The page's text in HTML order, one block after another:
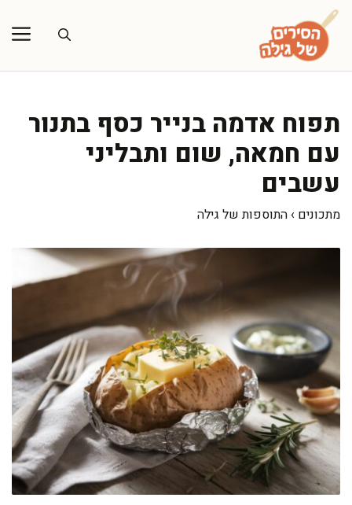
לדלג
לתוכן
תפוח אדמה בנייר כסף בתנור
עם חמאה, שום ותבליני
עשבים
מתכונים › התוספות של גילה